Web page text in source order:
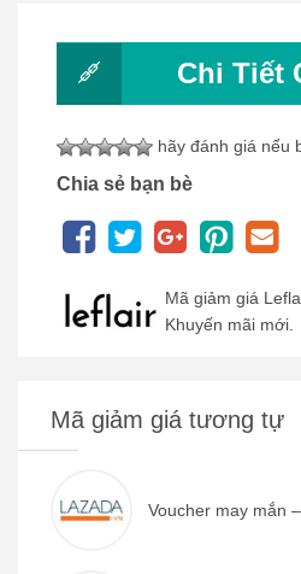
Chi Tiết
hãy đánh giá nếu
Chia sẻ bạn bè
Mã giảm giá
Khuyến mãi mới.
Mã giảm giá tương tự
Voucher may mắn –